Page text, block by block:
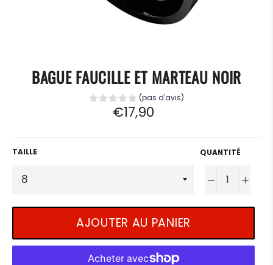
BAGUE FAUCILLE ET MARTEAU NOIR
(pas d'avis)
Prix
régulier
€17,90
TAILLE QUANTITÉ
− +
AJOUTER AU PANIER